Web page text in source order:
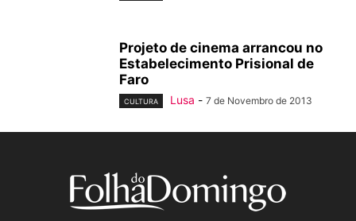
Projeto de cinema arrancou no
Estabelecimento Prisional de
Faro
CULTURA Lusa - 7 de Novembro de 2013